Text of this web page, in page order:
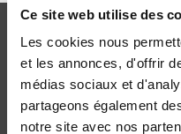
Ce site web utilise des
Les cookies nous
et les annonces, d'offrir
médias sociaux et
partageons également
notre site avec nos